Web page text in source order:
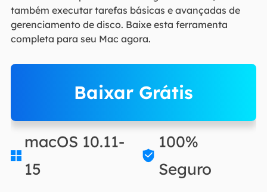
também executar tarefas básicas e avançadas de
gerenciamento de disco. Baixe esta ferramenta
completa para seu Mac agora.
Baixar Grátis

macOS 10.11-
15

100%
Seguro